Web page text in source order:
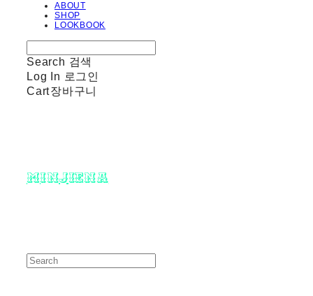
ABOUT
SHOP
LOOKBOOK
Search 검색
Log In 로그인
Cart장바구니
minjiena